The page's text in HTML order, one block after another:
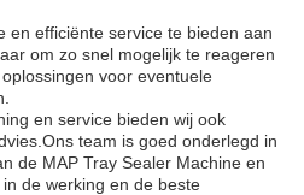
en efficiënte service te bieden aan
om zo snel mogelijk te reageren
voor eventuele
en service bieden wij ook
team is goed onderlegd in
de MAP Tray Sealer Machine en
de werking en de beste